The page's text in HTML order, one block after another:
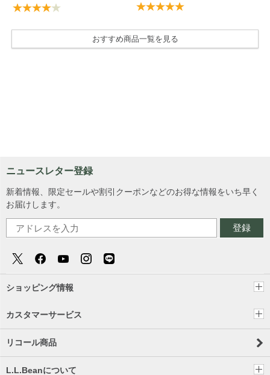
おすすめ商品一覧を見る
ニュースレター登録
新着情報、限定セールや割引クーポンなどのお得な情報をいち早く
お届けします。
登録
ショッピング情報
カスタマーサービス
リコール商品
L.L.Beanについて